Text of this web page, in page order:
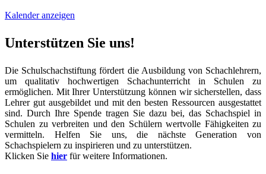
Kalender anzeigen
Unterstützen Sie uns!
Die Schulschachstiftung fördert die Ausbildung von Schachlehrern,
um qualitativ hochwertigen Schachunterricht in Schulen zu
ermöglichen. Mit Ihrer Unterstützung können wir sicherstellen, dass
Lehrer gut ausgebildet und mit den besten Ressourcen ausgestattet
sind. Durch Ihre Spende tragen Sie dazu bei, das Schachspiel in
Schulen zu verbreiten und den Schülern wertvolle Fähigkeiten zu
vermitteln. Helfen Sie uns, die nächste Generation von
Schachspielern zu inspirieren und zu unterstützen.
Klicken Sie hier für weitere Informationen.